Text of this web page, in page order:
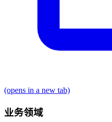
(opens in a new tab)
业务领域